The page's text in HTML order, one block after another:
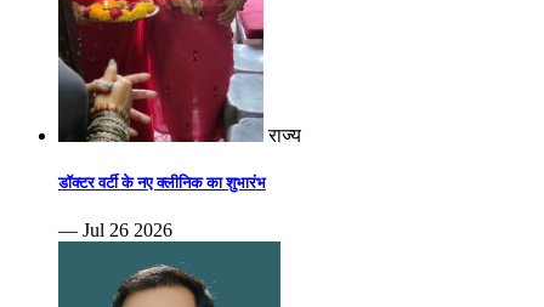
राज्य
डॉक्टर वर्टी के नए क्लीनिक का शुभारंभ
— Jul 26 2026